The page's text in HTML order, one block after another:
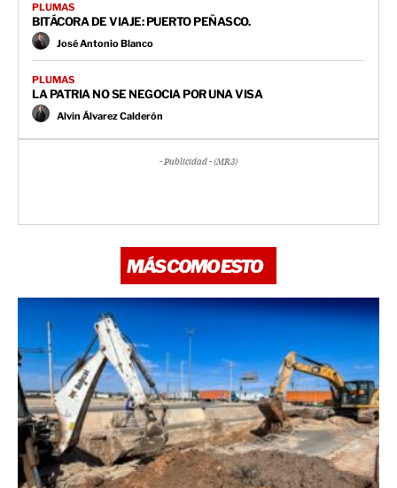
PLUMAS
BITÁCORA DE VIAJE: PUERTO PEÑASCO.
José Antonio Blanco
PLUMAS
LA PATRIA NO SE NEGOCIA POR UNA VISA
Alvin Álvarez Calderón
- Publicidad - (MR3)
MÁS COMO ESTO